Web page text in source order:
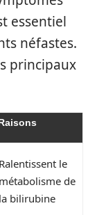
essentiel
néfastes.
principaux
Ralentissent le
métabolisme de
la bilirubine